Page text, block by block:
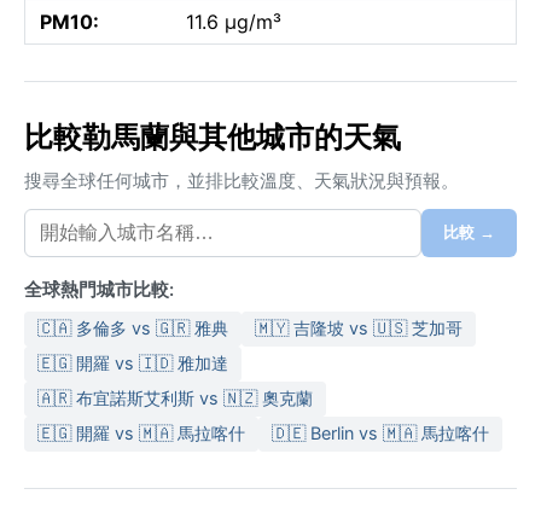
PM10:
11.6 µg/m³
比較勒馬蘭與其他城市的天氣
搜尋全球任何城市，並排比較溫度、天氣狀況與預報。
比較 →
全球熱門城市比較:
🇨🇦 多倫多 vs 🇬🇷 雅典
🇲🇾 吉隆坡 vs 🇺🇸 芝加哥
🇪🇬 開羅 vs 🇮🇩 雅加達
🇦🇷 布宜諾斯艾利斯 vs 🇳🇿 奧克蘭
🇪🇬 開羅 vs 🇲🇦 馬拉喀什
🇩🇪 Berlin vs 🇲🇦 馬拉喀什